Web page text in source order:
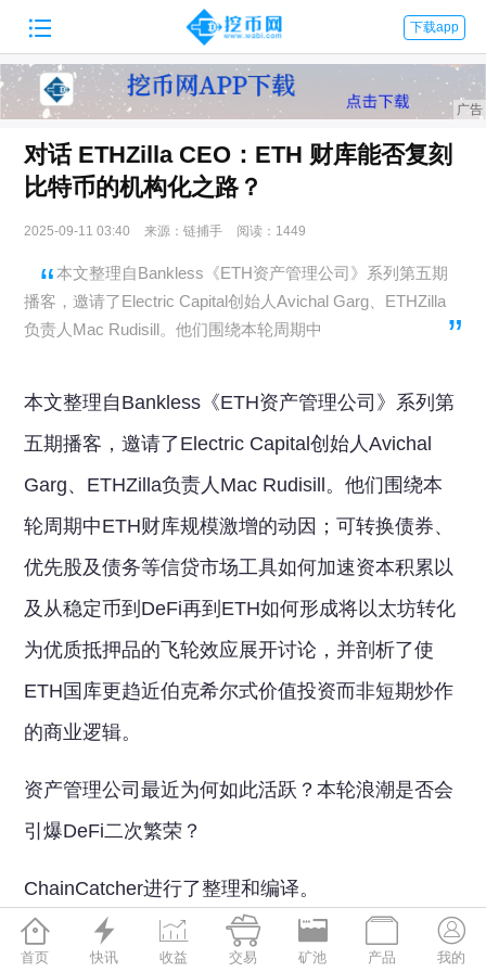
 下载app
对话 ETHZilla CEO：ETH 财库能否复刻
比特币的机构化之路？
2025-09-11 03:40 来源：链捕手 阅读：1449
本文整理自Bankless《ETH资产管理公司》系列第五期
播客，邀请了Electric Capital创始人Avichal Garg、ETHZilla
负责人Mac Rudisill。他们围绕本轮周期中
本文整理自Bankless《ETH资产管理公司》系列第
五期播客，邀请了Electric Capital创始人Avichal
Garg、ETHZilla负责人Mac Rudisill。他们围绕本
轮周期中ETH财库规模激增的动因；可转换债券、
优先股及债务等信贷市场工具如何加速资本积累以
及从稳定币到DeFi再到ETH如何形成将以太坊转化
为优质抵押品的飞轮效应展开讨论，并剖析了使
ETH国库更趋近伯克希尔式价值投资而非短期炒作
的商业逻辑。
资产管理公司最近为何如此活跃？本轮浪潮是否会
引爆DeFi二次繁荣？
ChainCatcher进行了整理和编译。
精彩观点摘要：

首页

快讯

收益

交易

矿池

产品

我的